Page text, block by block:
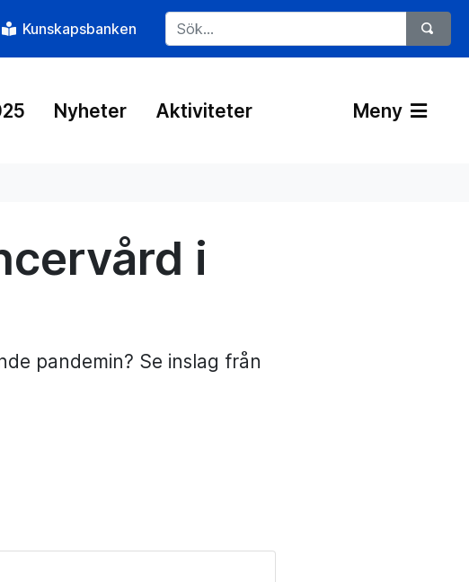
Kunskapsbanken
Nyheter Aktiviteter Meny
i
pandemin? Se inslag från